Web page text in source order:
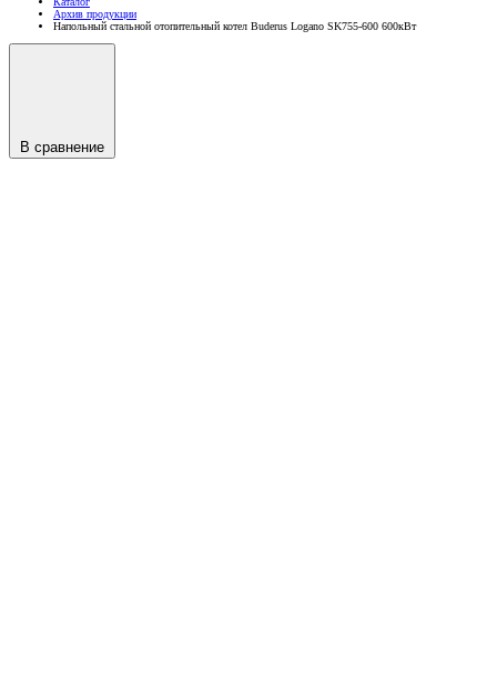
Архив продукции
Напольный стальной отопительный котел Buderus Logano SK755-600 600кВт
В сравнение